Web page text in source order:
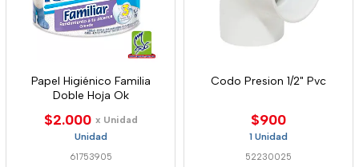
Papel Higiénico Familia
Doble Hoja Ok
$2.000 x Unidad
Unidad
61753905
Codo Presion 1/2" Pvc
$900
1 Unidad
52230025